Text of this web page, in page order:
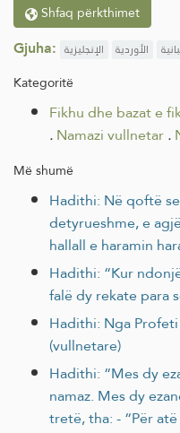
Shfaq përkthimet
Gjuha: الإنجليزية الأوردية
Kategoritë
Fikhu dhe bazat e
.Namazi vullnetar.
Më shumë
Hadithi: Në qoftë
detyrueshme, e
hallall e haramin
Hadithi: “Kur
falë dy rekate para
Hadithi: Nga Profeti ﷺ mbaj në mend dhjetë rekate
(vullnetare)
Hadithi: “Mes dy
namaz. Mes dy
tretë, tha: - “Për